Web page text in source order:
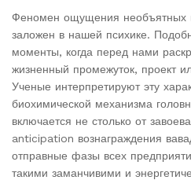
Феномен ощущения необъятных
заложен в нашей психике.
моменты, когда перед нами
жизненный промежуток, проект
Ученые интерпретируют эту
биохимической механизма
включается не столько от
anticipation вознаграждения
отправные фазы всех
такими заманчивими и